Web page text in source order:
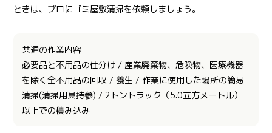
ときは、プロにゴミ屋敷清掃を依頼しましょう。
共通の作業内容
必要品と不用品の仕分け / 産業廃棄物、危険物、医療機器
を除く全不用品の回収 / 養生 / 作業に使用した場所の簡易
清掃(清掃用具持参) / 2トントラック（5.0立方メートル）
以上での積み込み